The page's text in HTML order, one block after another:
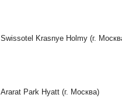
Swissotel Krasnye Holmy (г.
Ararat Park Hyatt (г. Москва)